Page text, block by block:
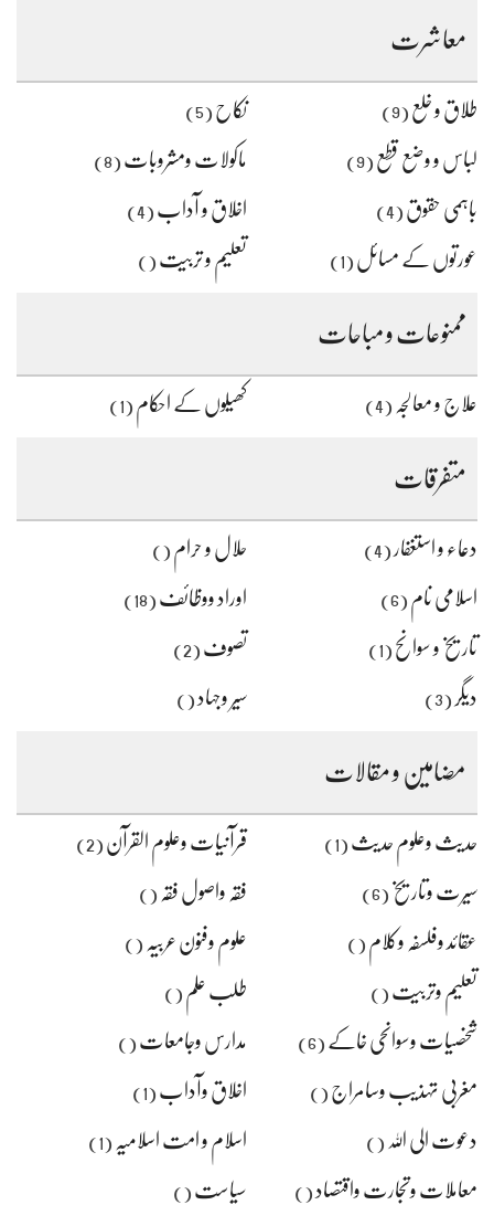
معاشرت
نکاح (5) طلاق و خلع (9)
ماکولات ومشروبات (8) لباس و وضع قطع (9)
اخلاق و آداب (4) باہمی حقوق (4)
تعلیم و تربیت () عورتوں کے مسائل (1)
ممنوعات و مباحات
کھیلوں کے احکام (1) علاج و معالجہ (4)
متفرقات
حلال و حرام () دعاء و استغفار (4)
اوراد ووظائف (18) اسلامی نام (6)
تصوف (2) تاریخ و سوانح (1)
سیر وجہاد () دیگر (3)
مضامین و مقالات
قرآنیات وعلوم القرآن (2) حدیث وعلوم حدیث (1)
فقہ واصول فقہ () سیرت وتاریخ (6)
علوم وفنون عربیہ () عقائد وفلسفہ وکلام ()
طلب علم () تعلیم وتربیت ()
مدارس وجامعات () شخصیات وسوانحی خاکے (6)
اخلاق وآداب (1) مغربی تہذیب وسامراج ()
اسلام و امت اسلامیہ (1) دعوت الی اللہ ()
سیاست () معاملات وتجارت واقتصاد ()